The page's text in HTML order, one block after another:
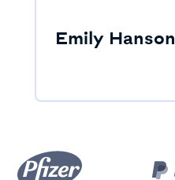
Emily Hanson